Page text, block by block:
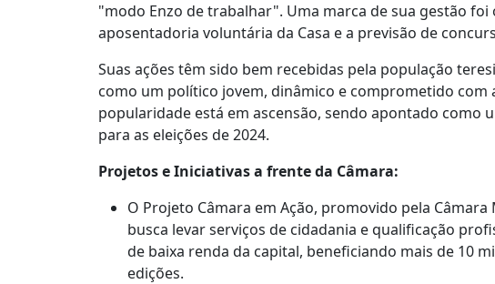
"modo Enzo de trabalhar". Uma marca de sua gestão
aposentadoria voluntária da Casa e a previsão de
Suas ações têm sido bem recebidas pela população
como um político jovem, dinâmico e comprometido com
popularidade está em ascensão, sendo apontado como
para as eleições de 2024.
Projetos e Iniciativas a frente da Câmara:
O Projeto Câmara em Ação, promovido pela Câmara
busca levar serviços de cidadania e qualificação
de baixa renda da capital, beneficiando mais de 10
edições.